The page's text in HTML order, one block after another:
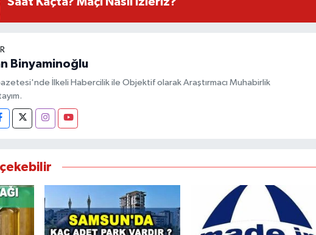
Binyaminoğlu
İlkeli Habercilik ile Objektif olarak Araştırmacı Muhabirlik